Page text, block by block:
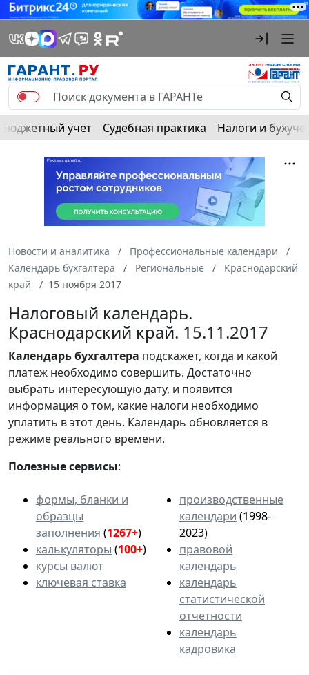
Бюджетный учет Судебная практика Налоги и
Новости и аналитика
Профессиональные календари
Календарь бухгалтера
Региональные
Краснодарский
край
15 ноября 2017
Налоговый календарь.
Краснодарский край. 15.11.2017
Календарьбухгалтера подскажет, когда и какой
платеж необходимо совершить. Достаточно
выбрать интересующую дату, и появится
информация о том, какие налоги необходимо
уплатить в этот день. Календарь обновляется в
режиме реального времени.
Полезные сервисы:
формы, бланки и
образцы
заполнения (1267+)
калькуляторы (100+)
курсы валют
ключевая ставка
производственные
календари (1998-
2023)
правовой
календарь
календарь
статистической
отчетности
календарь
кадровика